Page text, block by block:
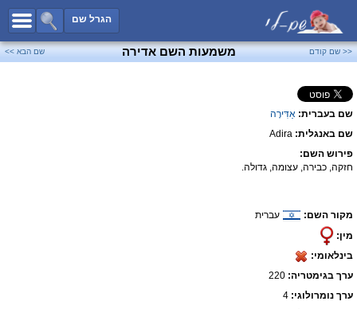
הגרל שם
כל השמות
שמות לבנים
<< שם קודם משמעות השם אדירה שם הבא >>
שם בעברית: אַדִּירָה
שם באנגלית: Adira
פירוש השם:
חזקה, כבירה, עצומה, גדולה.
מקור השם:
עברית
מין:
בינלאומי:
ערך בגימטריה:
ערך נומרולוגי: 4